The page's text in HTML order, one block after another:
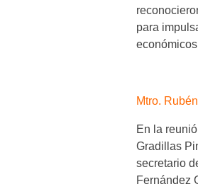
para
Mtro.
En la
Gradillas
secretario
Fernández